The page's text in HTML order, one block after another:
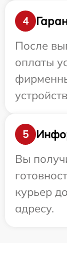
4
После
оплаты
5
Вы
курьер
адресу.